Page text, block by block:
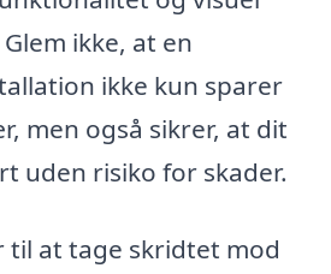
ikke, at en
ikke kun sparer
men også sikrer, at dit
uden risiko for skader.
til at tage skridtet mod